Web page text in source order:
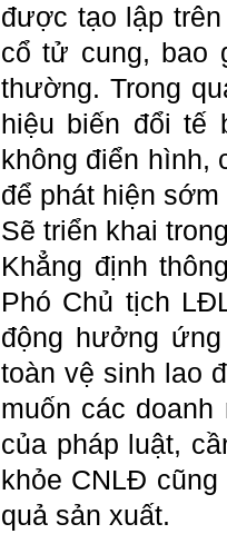
được tạo lập
cổ tử cung, bao
thường. Trong
hiệu biến đổi tế
không điển hình,
để phát hiện
Sẽ triển khai
Khẳng định
Phó Chủ tịch
động hưởng ứng
toàn vệ sinh lao
muốn các
của pháp luật,
khỏe CNLĐ
quả sản xuất.